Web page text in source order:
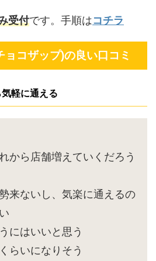
受付です。手順はコチラ
コザップ)の良い口コミ
軽に通える
から店舗増えていくだろう
来ないし、気楽に通えるの
にはいいと思う
らいになりそう